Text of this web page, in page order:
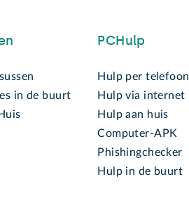
in de buurt
PCHulp
Hulp per telefoon
Hulp via internet
Hulp aan huis
Computer-APK
Phishingchecker
Hulp in de buurt